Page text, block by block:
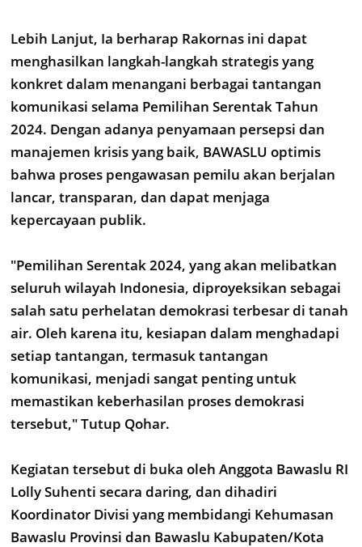
Lebih Lanjut, Ia berharap Rakornas ini dapat
menghasilkan langkah-langkah strategis yang
konkret dalam menangani berbagai tantangan
komunikasi selama Pemilihan Serentak Tahun
2024. Dengan adanya penyamaan persepsi dan
manajemen krisis yang baik, BAWASLU optimis
bahwa proses pengawasan pemilu akan berjalan
lancar, transparan, dan dapat menjaga
kepercayaan publik.
"Pemilihan Serentak 2024, yang akan melibatkan
seluruh wilayah Indonesia, diproyeksikan sebagai
salah satu perhelatan demokrasi terbesar di tanah
air. Oleh karena itu, kesiapan dalam menghadapi
setiap tantangan, termasuk tantangan
komunikasi, menjadi sangat penting untuk
memastikan keberhasilan proses demokrasi
tersebut," Tutup Qohar.
Kegiatan tersebut di buka oleh Anggota Bawaslu RI
Lolly Suhenti secara daring, dan dihadiri
Koordinator Divisi yang membidangi Kehumasan
Bawaslu Provinsi dan Bawaslu Kabupaten/Kota